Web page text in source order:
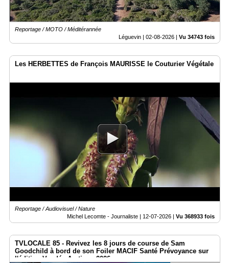
Adhésion
Devenir
partenaire
de
Marché
Circuit-
Agenda
administration
boutique
Reportage / MOTO / Méditérannée
Léguevin | 02-08-2026 Vu 34743 fois
Les HERBETTES de François MAURISSE le Couturier Végétale
Reportage / Audiovisuel / Nature
Michel Lecomte - Journaliste | 12-07-2026 | Vu 368933 fois
TVLOCALE 85 - Revivez les 8 jours de course de Sam
Goodchild à bord de son Foiler MACIF Santé Prévoyance sur
l'édition Vendée Arctique 2026